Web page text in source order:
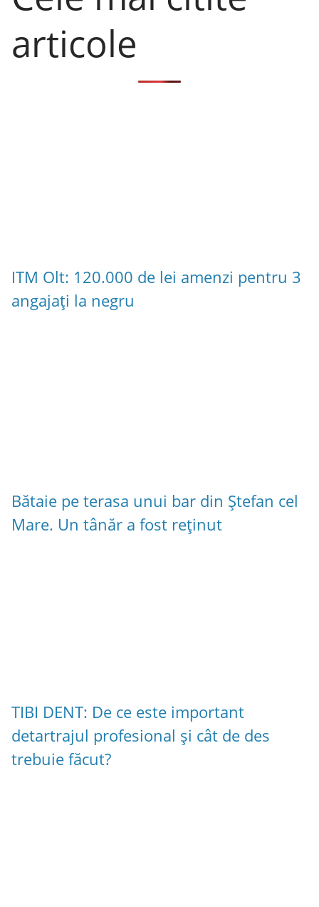
articole
ITM Olt: 120.000 de lei amenzi pentru 3
angajați la negru
Bătaie pe terasa unui bar din Ștefan cel
Mare. Un tânăr a fost reținut
TIBI DENT: De ce este important
detartrajul profesional și cât de des
trebuie făcut?